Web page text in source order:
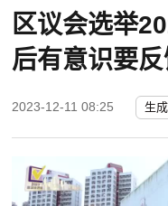
区议会选举
后有意识要
2023-12-11 08:25 生